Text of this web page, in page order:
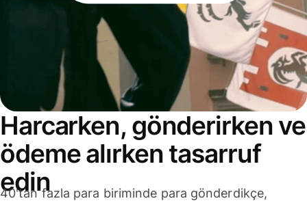
Harcarken, gönderirken ve
ödeme alırken tasarruf
edin
40'tan fazla para biriminde para gönderdikçe,